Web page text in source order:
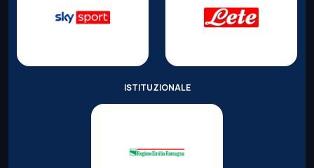
ISTITUZIONALE